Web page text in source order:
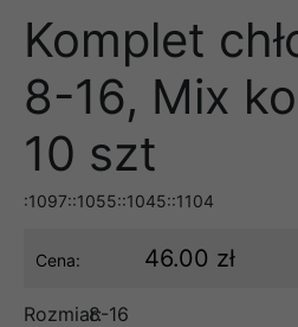
Komplet
8-16, Mix
10 szt
:1097::1055::1045::1104
Cena: 46.00 zł
Rozmiar:8-16